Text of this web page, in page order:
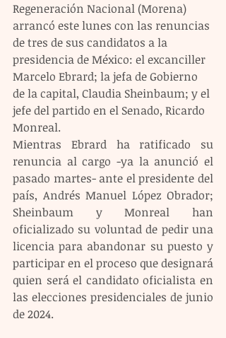
Regeneración Nacional (Morena)
arrancó este lunes con las renuncias
de tres de sus candidatos a la
presidencia de México: el excanciller
Marcelo Ebrard; la jefa de Gobierno
de la capital, Claudia Sheinbaum; y el
jefe del partido en el Senado, Ricardo
Monreal.
Mientras Ebrard ha ratificado su
renuncia al cargo -ya la anunció el
pasado martes- ante el presidente del
país, Andrés Manuel López Obrador;
Sheinbaum y Monreal han
oficializado su voluntad de pedir una
licencia para abandonar su puesto y
participar en el proceso que designará
quien será el candidato oficialista en
las elecciones presidenciales de junio
de 2024.